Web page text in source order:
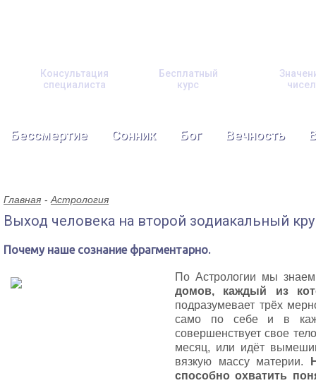
Консультация
специалиста
Бесплатный
курс
чисел
Бессмертие Сонник Бог Вечность
Главная Астрология
Выход человека на второй зодиакальный
Почему наше сознание фрагментарно.
По Астрологии мы
домов, каждый из
подразумевает трёх
само по себе и в
совершенствует свое
месяц, или идёт
вязкую массу материи.
способно охватить